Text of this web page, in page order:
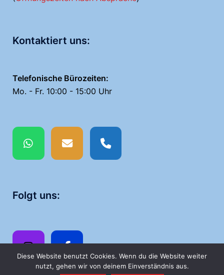
Kontaktiert uns:
Telefonische Bürozeiten:
Mo. - Fr. 10:00 - 15:00 Uhr
Folgt uns:
Diese Website benutzt Cookies. Wenn du die Website weiter
nutzt, gehen wir von deinem Einverständnis aus.